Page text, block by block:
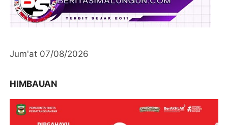
Jum'at 07/08/2026
HIMBAUAN